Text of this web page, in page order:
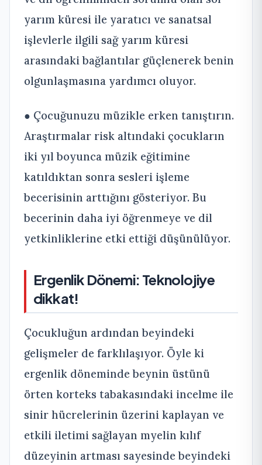
yarım küresi ile yaratıcı ve sanatsal
işlevlerle ilgili sağ yarım küresi
arasındaki bağlantılar güçlenerek benin
olgunlaşmasına yardımcı oluyor.
● Çocuğunuzu müzikle erken tanıştırın.
Araştırmalar risk altındaki çocukların
iki yıl boyunca müzik eğitimine
katıldıktan sonra sesleri işleme
becerisinin arttığını gösteriyor. Bu
becerinin daha iyi öğrenmeye ve dil
yetkinliklerine etki ettiği düşünülüyor.
Ergenlik Dönemi: Teknolojiye
dikkat!
Çocukluğun ardından beyindeki
gelişmeler de farklılaşıyor. Öyle ki
ergenlik döneminde beynin üstünü
örten korteks tabakasındaki incelme ile
sinir hücrelerinin üzerini kaplayan ve
etkili iletimi sağlayan myelin kılıf
düzeyinin artması sayesinde beyindeki